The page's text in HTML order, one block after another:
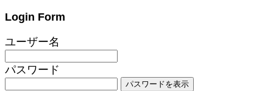
Login Form
ユーザー名
パスワード
パスワードを表示